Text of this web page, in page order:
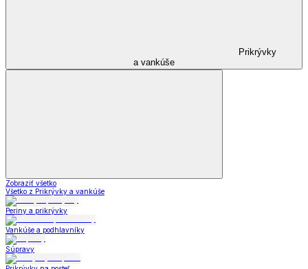
Prikrývky
a vankúše
Zobraziť všetko
Všetko z Prikrývky a vankúše
Periny a prikrývky
Vankúše a podhlavníky
Súpravy